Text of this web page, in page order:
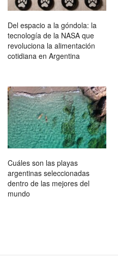
Del espacio a la góndola: la
tecnología de la NASA que
revoluciona la alimentación
cotidiana en Argentina
Cuáles son las playas
argentinas seleccionadas
dentro de las mejores del
mundo